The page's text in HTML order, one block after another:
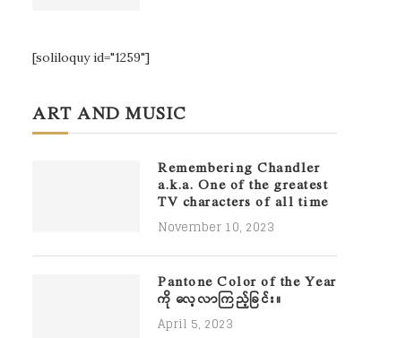
[soliloquy id="1259"]
ART AND MUSIC
Remembering Chandler
a.k.a. One of the greatest
TV characters of all time
November 10, 2023
Pantone Color of the Year
ကို လေ့လာကြည့်ခြင်း။
April 5, 2023